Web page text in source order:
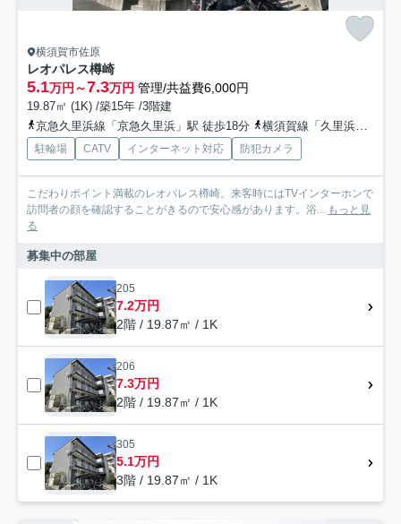
横須賀市佐原
レオパレス樽崎
5.1万円～7.3万円 管理/共益費6,000円
19.87㎡ (1K) /築15年 /3階建
京急久里浜線「京急久里浜」駅 徒歩18分
横須賀線「久里浜」駅 徒歩21分
駐輪場 CATV インターネット対応 防犯カメラ
こだわりポイント満載のレオパレス樽崎。来客時にはTVインターホンで
訪問者の顔を確認することがきるので安心感があります。浴... もっと見
る
募集中の部屋
205
7.2万円
2階 / 19.87㎡ / 1K
206
7.3万円
2階 / 19.87㎡ / 1K
305
5.1万円
3階 / 19.87㎡ / 1K